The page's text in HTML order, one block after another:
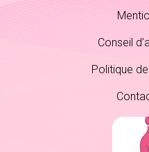
Conseil
Politique